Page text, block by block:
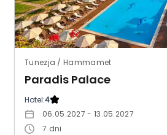
Tunezja / Hammamet
Paradis Palace
Hotel:4
06.05.2027 - 13.05.2027
7 dni